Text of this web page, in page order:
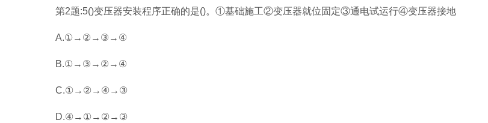
第2题:5()变压器安装程序正确的是()。①基础施工②变压器就位固定③通电试运行④变压器接地
A.①→②→③→④
B.①→③→②→④
C.①→②→④→③
D.④→①→②→③